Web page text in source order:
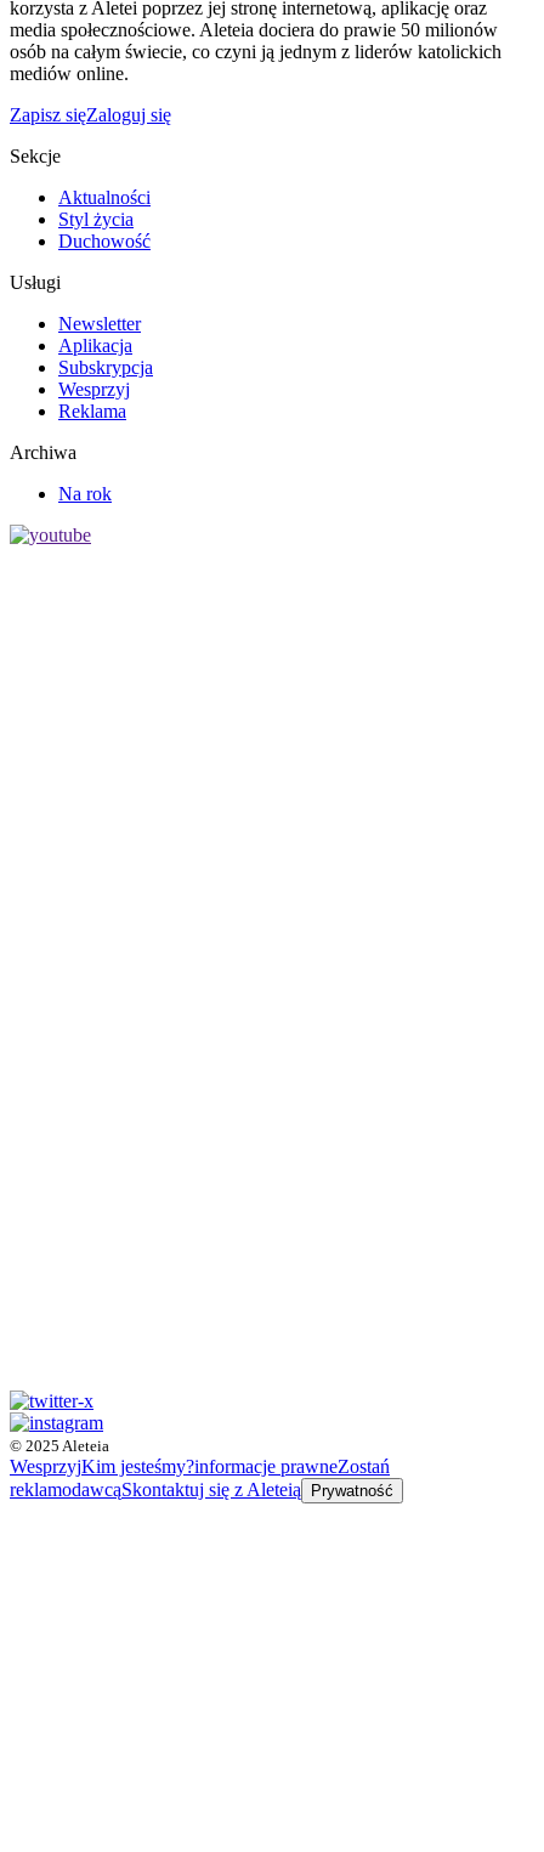
korzysta z Aletei poprzez jej stronę internetową, aplikację oraz
media społecznościowe. Aleteia dociera do prawie 50 milionów
osób na całym świecie, co czyni ją jednym z liderów katolickich
mediów online.
Zapisz sięZaloguj się
Sekcje
Aktualności
Styl życia
Duchowość
Usługi
Newsletter
Aplikacja
Subskrypcja
Wesprzyj
Reklama
Archiwa
Na rok
© 2025 Aleteia
WesprzyjKim jesteśmy?informacje prawneZostań
reklamodawcąSkontaktuj się z Aleteią Prywatność